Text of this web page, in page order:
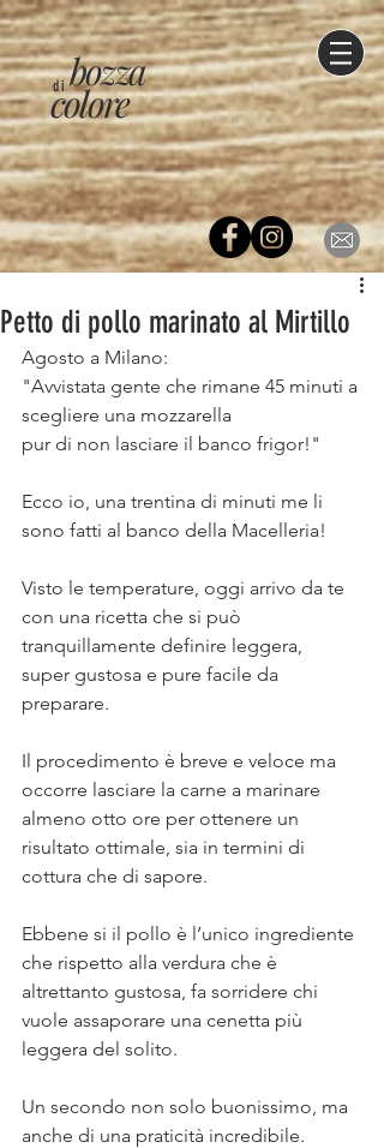
di
colore
bozza
Petto di pollo marinato al Mirtillo
Agosto a Milano: ⠀
"Avvistata gente che rimane 45 minuti a
scegliere una mozzarella ⠀
pur di non lasciare il banco frigor!"⠀
Ecco io, una trentina di minuti me li
sono fatti al banco della Macelleria!⠀
Visto le temperature, oggi arrivo da te
con una ricetta che si può
tranquillamente definire leggera,
super gustosa e pure facile da
preparare. ⠀
Il procedimento è breve e veloce ma
occorre lasciare la carne a marinare
almeno otto ore per ottenere un
risultato ottimale, sia in termini di
cottura che di sapore. ⠀
Ebbene si il pollo è l’unico ingrediente
che rispetto alla verdura che è
altrettanto gustosa, fa sorridere chi
vuole assaporare una cenetta più
leggera del solito. ⠀
Un secondo non solo buonissimo, ma
anche di una praticità incredibile. ⠀